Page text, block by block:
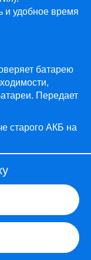
и удобное время
батарею
Передает
старого АКБ на